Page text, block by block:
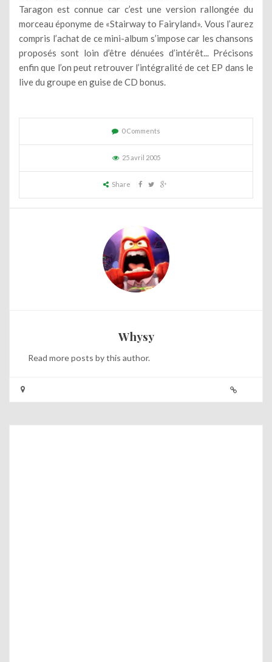
Taragon est connue car c’est une version rallongée du
morceau éponyme de «Stairway to Fairyland». Vous l’aurez
compris l’achat de ce mini-album s’impose car les chansons
proposés sont loin d’être dénuées d’intérêt... Précisons
enfin que l’on peut retrouver l’intégralité de cet EP dans le
live du groupe en guise de CD bonus.
0 Comments
25 avril 2005
Share
Whysy
Read more posts by this author.